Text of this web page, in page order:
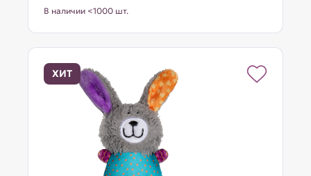
В наличии <1000 шт.
ХИТ